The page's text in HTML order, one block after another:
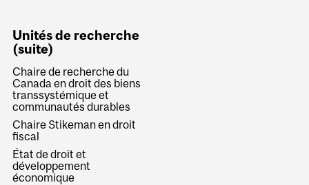
Unités de recherche
(suite)
Chaire de recherche du
Canada en droit des biens
transsystémique et
communautés durables
Chaire Stikeman en droit
fiscal
État de droit et
développement
économique